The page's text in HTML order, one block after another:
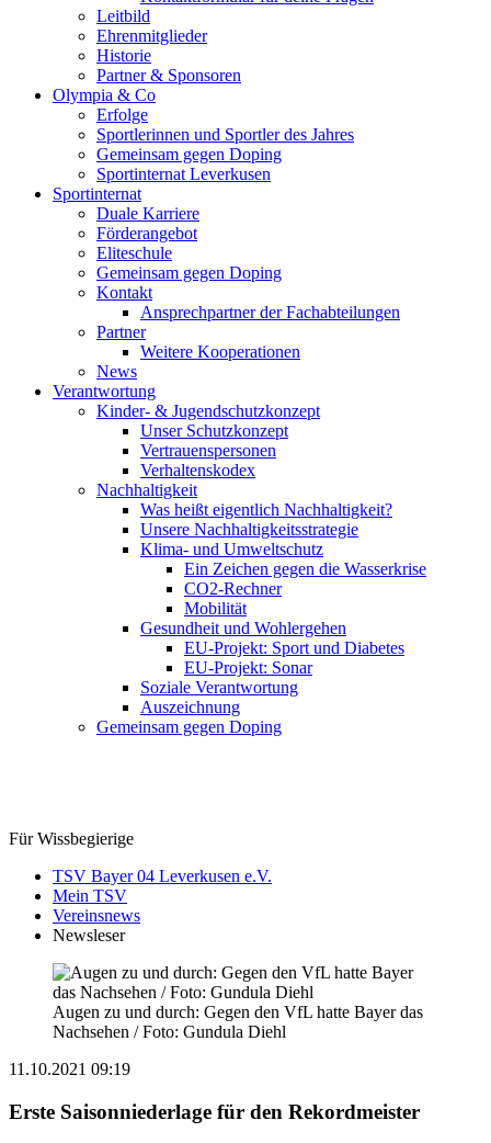
Leitbild
Ehrenmitglieder
Historie
Partner & Sponsoren
Olympia & Co
Erfolge
Sportlerinnen und Sportler des Jahres
Gemeinsam gegen Doping
Sportinternat Leverkusen
Sportinternat
Duale Karriere
Förderangebot
Eliteschule
Gemeinsam gegen Doping
Kontakt
Ansprechpartner der Fachabteilungen
Partner
Weitere Kooperationen
News
Verantwortung
Kinder- & Jugendschutzkonzept
Unser Schutzkonzept
Vertrauenspersonen
Verhaltenskodex
Nachhaltigkeit
Was heißt eigentlich Nachhaltigkeit?
Unsere Nachhaltigkeitsstrategie
Klima- und Umweltschutz
Ein Zeichen gegen die Wasserkrise
CO2-Rechner
Mobilität
Gesundheit und Wohlergehen
EU-Projekt: Sport und Diabetes
EU-Projekt: Sonar
Soziale Verantwortung
Auszeichnung
Gemeinsam gegen Doping
Für Wissbegierige
TSV Bayer 04 Leverkusen e.V.
Mein TSV
Vereinsnews
Newsleser
Augen zu und durch: Gegen den VfL hatte Bayer das
Nachsehen / Foto: Gundula Diehl
11.10.2021 09:19
Erste Saisonniederlage für den Rekordmeister